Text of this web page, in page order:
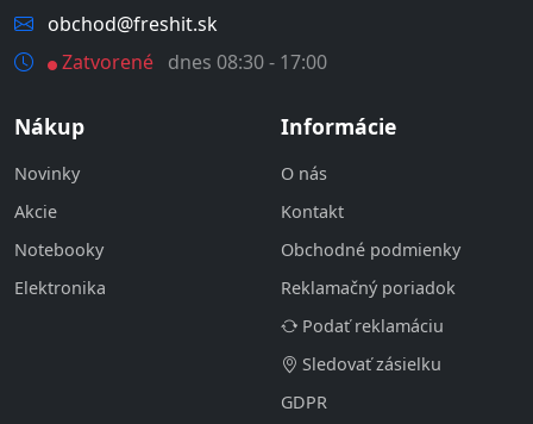
obchod@freshit.sk
Zatvorené dnes 08:30 - 17:00
Nákup
Novinky
Akcie
Notebooky
Elektronika
Informácie
O nás
Kontakt
Obchodné podmienky
Reklamačný poriadok
Podať reklamáciu
Sledovať zásielku
GDPR